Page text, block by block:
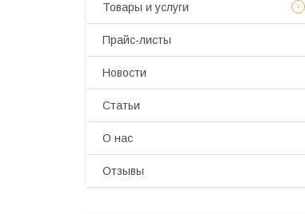
Товары и услуги
Прайс-листы
Новости
Статьи
О нас
Отзывы